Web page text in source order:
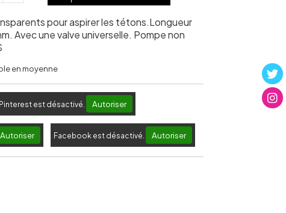
pour aspirer les tétons.Longueur
Avec une valve universelle. Pompe non
en moyenne
Pinterest est désactivé. Autoriser
Autoriser Facebook est désactivé. Autoriser